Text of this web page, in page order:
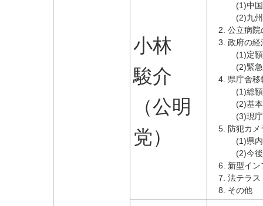
小林
駿介
（公明
党）
(1)中
(2)九
公立病院
政府の経
(1)定
(2)緊
県庁舎移
(1)総
(2)基
(3)現
防犯カ
(1)県
(2)今
新型イ
法テラス
その他